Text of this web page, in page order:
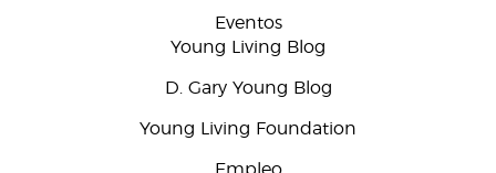
Eventos
Young Living Blog
D. Gary Young Blog
Young Living Foundation